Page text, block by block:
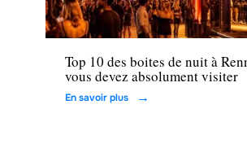
Loisirs
Top 10 des boites de nuit à
vous devez absolument visiter
En savoir plus